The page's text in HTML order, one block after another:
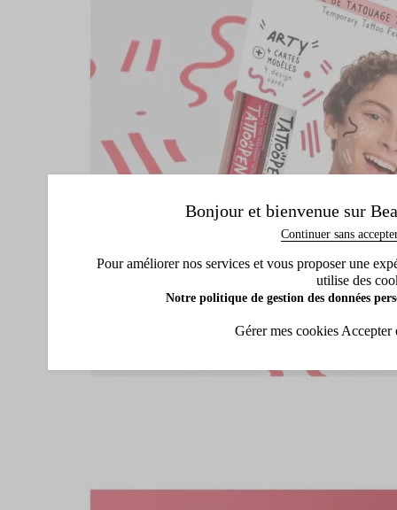
Bonjour et bienvenue sur
Continuer sans
Pour améliorer nos services et vous proposer une
utilise des
Notre politique de gestion des données
Gérer mes cookies Accepter